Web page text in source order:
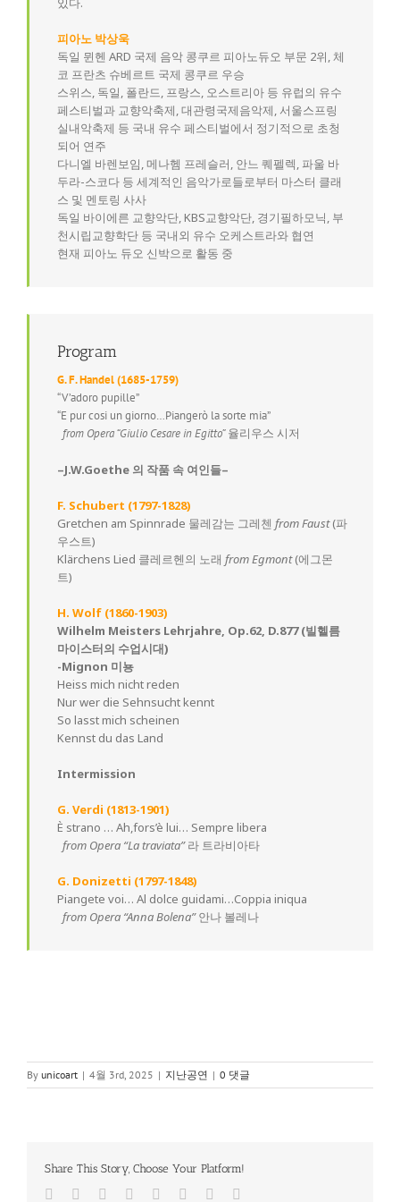
피아노 박상욱
독일 뮌헨 ARD 국제 음악 콩쿠르 피아노듀오 부문 2위, 체
코 프란츠 슈베르트 국제 콩쿠르 우승
스위스, 독일, 폴란드, 프랑스, 오스트리아 등 유럽의 유수
페스티벌과 교향악축제, 대관령국제음악제, 서울스프링
실내악축제 등 국내 유수 페스티벌에서 정기적으로 초청
되어 연주
다니엘 바렌보임, 메나헴 프레슬러, 안느 퀘펠렉, 파울 바
두라-스코다 등 세계적인 음악가로들로부터 마스터 클래
스 및 멘토링 사사
독일 바이에른 교향악단, KBS교향악단, 경기필하모닉, 부
천시립교향학단 등 국내외 유수 오케스트라와 협연
현재 피아노 듀오 신박으로 활동 중
Program
G. F. Handel (1685-1759)
“V’adoro pupille”
“E pur cosi un giorno…Piangerò la sorte mia”
from Opera “Giulio Cesare in Egitto”율리우스 시저
–J.W.Goethe 의 작품 속 여인들–
F. Schubert (1797-1828)
Gretchen am Spinnrade 물레감는 그레첸 from Faust(파
우스트)
Klärchens Lied 클레르헨의 노래 from Egmont(에그몬
트)
H. Wolf (1860-1903)
Wilhelm Meisters Lehrjahre, Op.62, D.877 (빌헬름
마이스터의 수업시대)
-Mignon 미뇽
Heiss mich nicht reden
Nur wer die Sehnsucht kennt
So lasst mich scheinen
Kennst du das Land
Intermission
G. Verdi (1813-1901)
È strano … Ah,fors’è lui… Sempre libera
from Opera “La traviata”라 트라비아타
G. Donizetti (1797-1848)
Piangete voi… Al dolce guidami…Coppia iniqua
from Opera “Anna Bolena”안나 볼레나
By unicoart | 4월 3rd, 2025 | 지난공연 | 0 댓글
Share This Story, Choose Your Platform!
Facebook
TwitterReddit LinkedIn
TumblrPinterest